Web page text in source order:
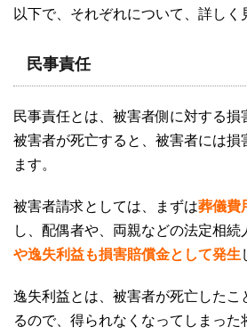
以下で、それぞれについて、詳しく
民事責任
民事責任とは、被害者側に対する損
被害者が死亡すると、被害者には損
ます。
被害者請求としては、まずは葬儀費
し、配偶者や、両親などの法定相続
や逸失利益も損害賠償金として発生
逸失利益とは、被害者が死亡したこ
るので、得られなくなってしまった